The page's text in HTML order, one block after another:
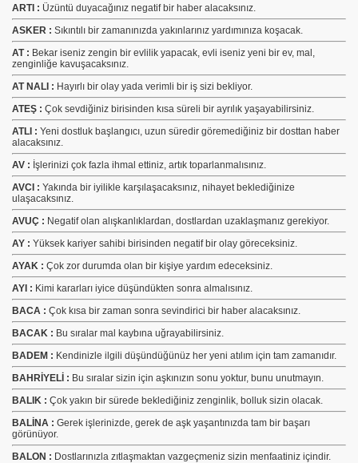
ARTI : Üzüntü duyacağınız negatif bir haber alacaksınız.
ASKER : Sıkıntılı bir zamanınızda yakınlarınız yardımınıza koşacak.
AT : Bekar iseniz zengin bir evlilik yapacak, evli iseniz yeni bir ev, mal,
zenginliğe kavuşacaksınız.
AT NALI : Hayırlı bir olay yada verimli bir iş sizi bekliyor.
ATEŞ : Çok sevdiğiniz birisinden kısa süreli bir ayrılık yaşayabilirsiniz.
ATLI : Yeni dostluk başlangıcı, uzun süredir göremediğiniz bir dosttan haber
alacaksınız.
AV : İşlerinizi çok fazla ihmal ettiniz, artık toparlanmalısınız.
AVCI : Yakında bir iyilikle karşılaşacaksınız, nihayet beklediğinize
ulaşacaksınız.
AVUÇ : Negatif olan alışkanlıklardan, dostlardan uzaklaşmanız gerekiyor.
AY : Yüksek kariyer sahibi birisinden negatif bir olay göreceksiniz.
AYAK : Çok zor durumda olan bir kişiye yardım edeceksiniz.
AYI : Kimi kararları iyice düşündükten sonra almalısınız.
BACA : Çok kısa bir zaman sonra sevindirici bir haber alacaksınız.
BACAK : Bu sıralar mal kaybına uğrayabilirsiniz.
BADEM : Kendinizle ilgili düşündüğünüz her yeni atılım için tam zamanıdır.
BAHRİYELİ : Bu sıralar sizin için aşkınızın sonu yoktur, bunu unutmayın.
BALIK : Çok yakın bir sürede beklediğiniz zenginlik, bolluk sizin olacak.
BALİNA : Gerek işlerinizde, gerek de aşk yaşantınızda tam bir başarı
görünüyor.
BALON : Dostlarınızla zıtlaşmaktan vazgeçmeniz sizin menfaatiniz içindir.